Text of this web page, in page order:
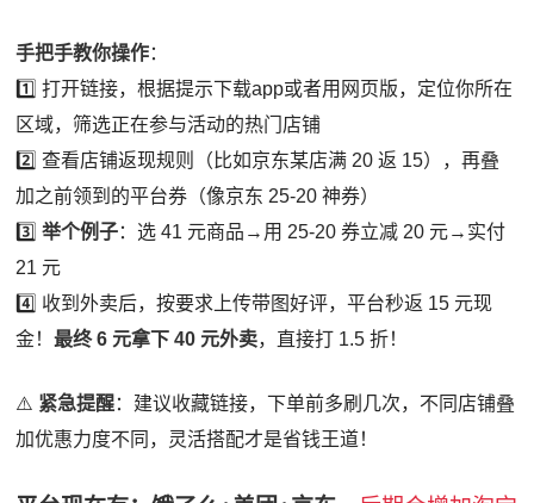
手把手教你操作：
1️⃣ 打开链接，根据提示下载app或者用网页版，定位你所在
区域，筛选正在参与活动的热门店铺
2️⃣ 查看店铺返现规则（比如京东某店满 20 返 15），再叠
加之前领到的平台券（像京东 25-20 神券）
3️⃣ 举个例子：选 41 元商品→用 25-20 券立减 20 元→实付
21 元
4️⃣ 收到外卖后，按要求上传带图好评，平台秒返 15 元现
金！最终 6 元拿下 40 元外卖，直接打 1.5 折！
⚠️ 紧急提醒：建议收藏链接，下单前多刷几次，不同店铺叠
加优惠力度不同，灵活搭配才是省钱王道！